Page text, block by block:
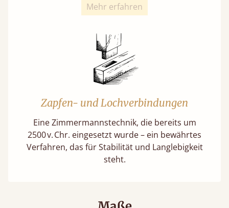
Mehr erfahren
Zapfen- und Lochverbindungen
Eine Zimmermannstechnik, die bereits um
2500 v. Chr. eingesetzt wurde – ein bewährtes
Verfahren, das für Stabilität und Langlebigkeit
steht.